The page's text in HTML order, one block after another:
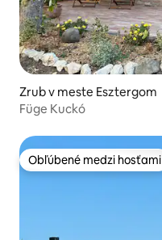
Zrub v meste Esztergom
Füge Kuckó
Obľúbené medzi hosťami
Obľúbené medzi hosťami